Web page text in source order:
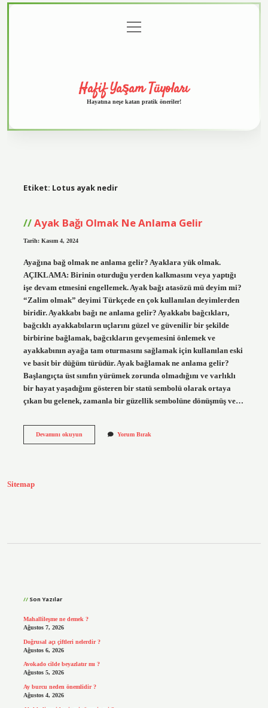
menüyü
aç
Hafif Yaşam Tüyoları
Hayatına neşe katan pratik öneriler!
Etiket: Lotus ayak nedir
Ayak Bağı Olmak Ne Anlama Gelir
Tarih: Kasım 4, 2024
Ayağına bağ olmak ne anlama gelir? Ayaklara yük olmak.
AÇIKLAMA: Birinin oturduğu yerden kalkmasını veya yaptığı
işe devam etmesini engellemek. Ayak bağı atasözü mü deyim mi?
“Zalim olmak” deyimi Türkçede en çok kullanılan deyimlerden
biridir. Ayakkabı bağı ne anlama gelir? Ayakkabı bağcıkları,
bağcıklı ayakkabıların uçlarını güzel ve güvenilir bir şekilde
birbirine bağlamak, bağcıkların gevşemesini önlemek ve
ayakkabının ayağa tam oturmasını sağlamak için kullanılan eski
ve basit bir düğüm türüdür. Ayak bağlamak ne anlama gelir?
Başlangıçta üst sınıfın yürümek zorunda olmadığını ve varlıklı
bir hayat yaşadığını gösteren bir statü sembolü olarak ortaya
çıkan bu gelenek, zamanla bir güzellik sembolüne dönüşmüş ve…
Devamını okuyunAyak
Yorum Bırak
Sitemap
Son Yazılar
Mahallileşme ne demek ?
Ağustos 7, 2026
Doğrusal açı çiftleri nelerdir ?
Ağustos 6, 2026
Avokado cilde beyazlatır mı ?
Ağustos 5, 2026
Ay burcu neden önemlidir ?
Ağustos 4, 2026